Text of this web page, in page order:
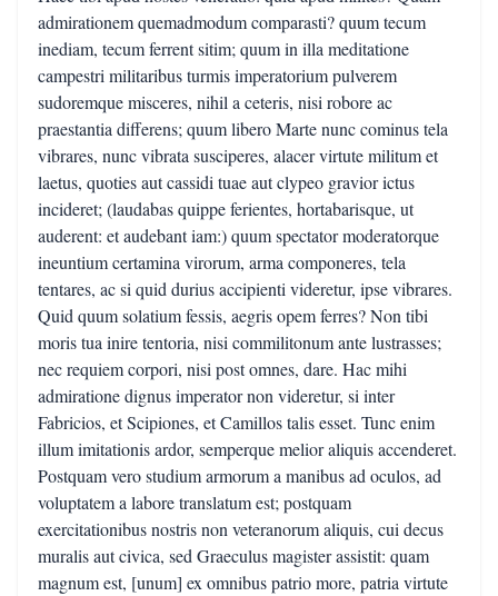
admirationem quemadmodum comparasti? quum tecum
inediam, tecum ferrent sitim; quum in illa meditatione
campestri militaribus turmis imperatorium pulverem
sudoremque misceres, nihil a ceteris, nisi robore ac
praestantia differens; quum libero Marte nunc cominus tela
vibrares, nunc vibrata susciperes, alacer virtute militum et
laetus, quoties aut cassidi tuae aut clypeo gravior ictus
incideret; (laudabas quippe ferientes, hortabarisque, ut
auderent: et audebant iam:) quum spectator moderatorque
ineuntium certamina virorum, arma componeres, tela
tentares, ac si quid durius accipienti videretur, ipse vibrares.
Quid quum solatium fessis, aegris opem ferres? Non tibi
moris tua inire tentoria, nisi commilitonum ante lustrasses;
nec requiem corpori, nisi post omnes, dare. Hac mihi
admiratione dignus imperator non videretur, si inter
Fabricios, et Scipiones, et Camillos talis esset. Tunc enim
illum imitationis ardor, semperque melior aliquis accenderet.
Postquam vero studium armorum a manibus ad oculos, ad
voluptatem a labore translatum est; postquam
exercitationibus nostris non veteranorum aliquis, cui decus
muralis aut civica, sed Graeculus magister assistit: quam
magnum est, [unum] ex omnibus patrio more, patria virtute